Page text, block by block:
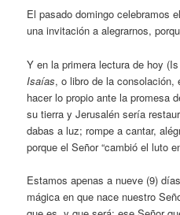
El pasado domingo celebramos
una invitación a alegrarnos,
Y en la primera lectura de hoy
Isaías, o libro de la consolación,
hacer lo propio ante la promesa
su tierra y Jerusalén sería
dabas a luz; rompe a cantar,
porque el Señor “cambió el luto
Estamos apenas a nueve (9)
mágica en que nace nuestro